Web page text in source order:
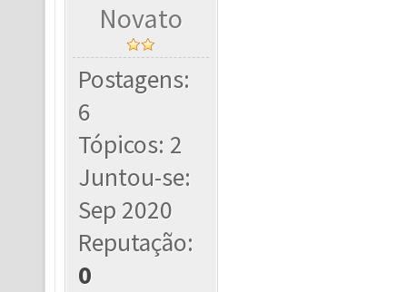
Novato
Postagens:
6
Tópicos: 2
Juntou-se:
Sep 2020
Reputação:
0